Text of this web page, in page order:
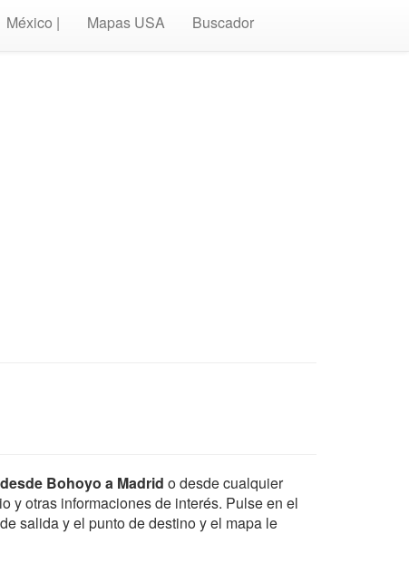
México | Mapas USA Buscador
Bohoyo a Madrid o desde cualquier
y otras informaciones de interés. Pulse en el
salida y el punto de destino y el mapa le